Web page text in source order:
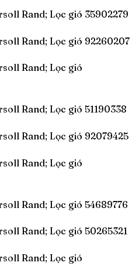
Rand; Lọc gió 35902279
Rand; Lọc gió 92260207
Rand; Lọc gió
Rand; Lọc gió 51190338
Rand; Lọc gió 92079425
Rand; Lọc gió
Rand; Lọc gió 54689776
Rand; Lọc gió 50265321
Rand; Lọc gió